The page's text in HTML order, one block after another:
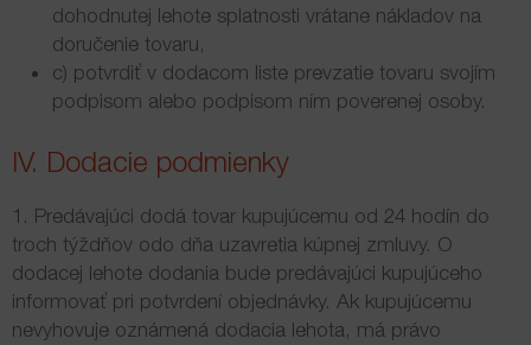
dohodnutej lehote splatnosti vrátane nákladov na
doručenie tovaru,
c) potvrdiť v dodacom liste prevzatie tovaru svojím
podpisom alebo podpisom ním poverenej osoby.
IV. Dodacie podmienky
1. Predávajúci dodá tovar kupujúcemu od 24 hodín do
troch týždňov odo dňa uzavretia kúpnej zmluvy. O
dodacej lehote dodania bude predávajúci kupujúceho
informovať pri potvrdení objednávky. Ak kupujúcemu
nevyhovuje oznámená dodacia lehota, má právo